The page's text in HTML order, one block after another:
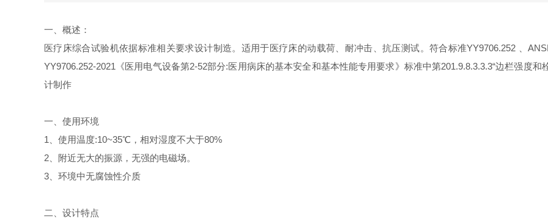
一、概述：
医疗床综合试验机依据标准相关要求设计制造。适用于医疗床的动载荷、耐冲击、抗压测试。符合标准YY9706.252 、
YY9706.252-2021 《医用电气设备第2-52部分:医 用病床的基本安全和基本性能专用要求》标准中第201.9.8.3.3.3“边栏强度和
计制作
一、使用环境
1
、使用温度:10~35℃ ，相对湿度不大于80%
2 、附近无大的振源，无强的电磁场。
3 、环境中无腐蚀性介质
二、设计特点